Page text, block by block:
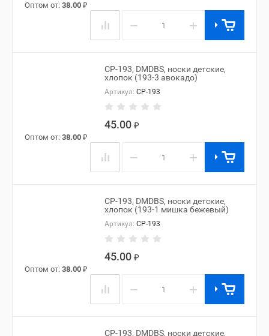
Оптом от: 38.00 ₽
− +
CP-193, DMDBS, носки детские,
хлопок (193-3 авокадо)
Артикул: CP-193
45.00 ₽
Оптом от: 38.00 ₽
− +
CP-193, DMDBS, носки детские,
хлопок (193-1 мишка бежевый)
Артикул: CP-193
45.00 ₽
Оптом от: 38.00 ₽
− +
CP-193, DMDBS, носки детские,